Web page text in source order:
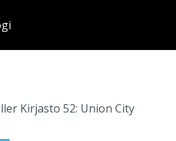
Kirjasto 52: Union City